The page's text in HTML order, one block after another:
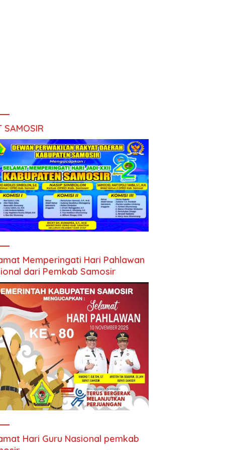
SAMOSIR
Memperingati Hari Pahlawan
dari Pemkab Samosir
Hari Guru Nasional pemkab